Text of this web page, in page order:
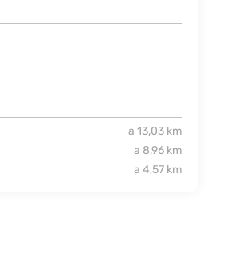
a 13,03 km
a 8,96 km
a 4,57 km